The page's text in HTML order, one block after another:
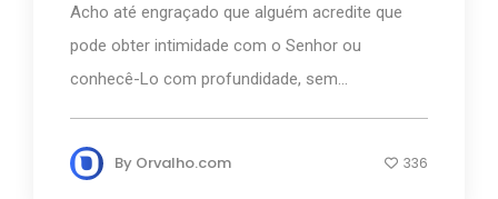
Acho até engraçado que alguém acredite que
pode obter intimidade com o Senhor ou
conhecê-Lo com profundidade, sem...
By Orvalho.com 336